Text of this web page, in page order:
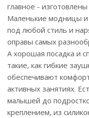
главное -
Маленькие модницы и
под любой стиль и
оправы самых
А хорошая посадка и
такие, как гибкие
обеспечивают
активных занятиях.
малышей до
креплением, из